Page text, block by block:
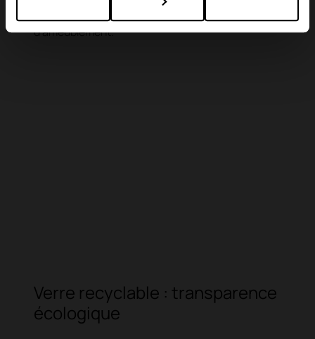
dans de nombreuses applications
d'ameublement.
Verre recyclable : transparence
écologique